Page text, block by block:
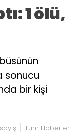
1 ölü,
sonucu
bir kişi
Tüm Haberler